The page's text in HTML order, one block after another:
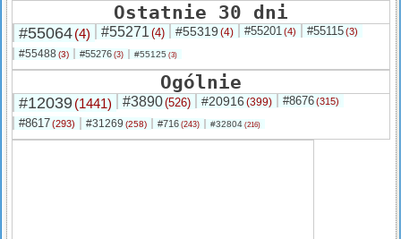
Ostatnie 30 dni
#55064(4) #55271 (4) #55319 (4) #55201(4) #55115(3)
#55488 (3) #55276 (3) #55125 (3)
Ogólnie
#12039(1441) #3890(526) #20916 (399) #8676(315)
#8617(293) #31269 (258) #716 (243) #32804 (216)